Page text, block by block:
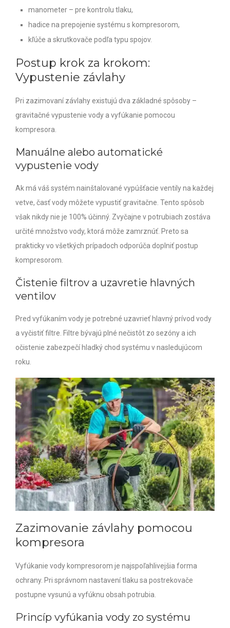
manometer – pre kontrolu tlaku,
hadice na prepojenie systému s kompresorom,
kľúče a skrutkovače podľa typu spojov.
Postup krok za krokom:
Vypustenie závlahy
Pri zazimovaní závlahy existujú dva základné spôsoby –
gravitačné vypustenie vody a vyfúkanie pomocou
kompresora.
Manuálne alebo automatické
vypustenie vody
Ak má váš systém nainštalované vypúšťacie ventily na každej
vetve, časť vody môžete vypustiť gravitačne. Tento spôsob
však nikdy nie je 100% účinný. Zvyčajne v potrubiach zostáva
určité množstvo vody, ktorá môže zamrznúť. Preto sa
prakticky vo všetkých prípadoch odporúča doplniť postup
kompresorom.
Čistenie filtrov a uzavretie hlavných
ventilov
Pred vyfúkaním vody je potrebné uzavrieť hlavný prívod vody
a vyčistiť filtre. Filtre bývajú plné nečistôt zo sezóny a ich
očistenie zabezpečí hladký chod systému v nasledujúcom
roku.
Zazimovanie závlahy pomocou
kompresora
Vyfúkanie vody kompresorom je najspoľahlivejšia forma
ochrany. Pri správnom nastavení tlaku sa postrekovače
postupne vysunú a vyfúknu obsah potrubia.
Princíp vyfúkania vody zo systému